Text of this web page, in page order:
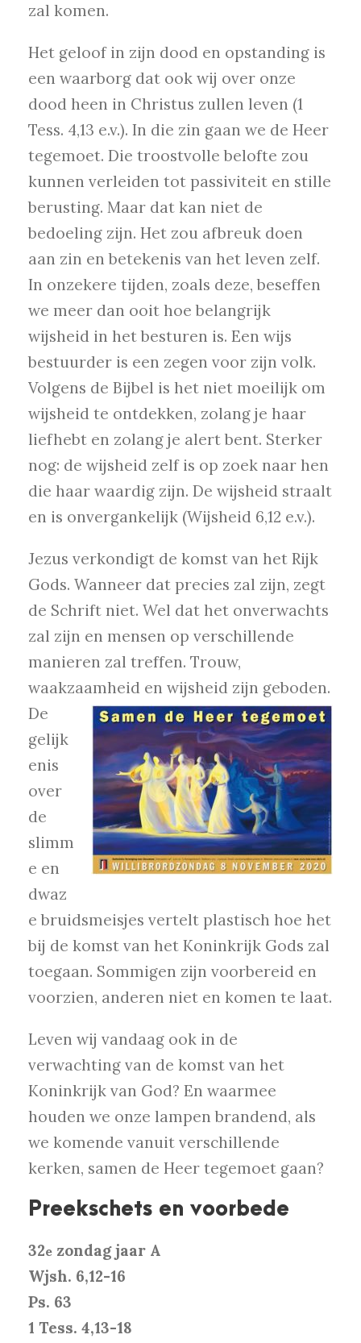
zal komen.
Het geloof in zijn dood en opstanding is
een waarborg dat ook wij over onze
dood heen in Christus zullen leven (1
Tess. 4,13 e.v.). In die zin gaan we de Heer
tegemoet. Die troostvolle belofte zou
kunnen verleiden tot passiviteit en stille
berusting. Maar dat kan niet de
bedoeling zijn. Het zou afbreuk doen
aan zin en betekenis van het leven zelf.
In onzekere tijden, zoals deze, beseffen
we meer dan ooit hoe belangrijk
wijsheid in het besturen is. Een wijs
bestuurder is een zegen voor zijn volk.
Volgens de Bijbel is het niet moeilijk om
wijsheid te ontdekken, zolang je haar
liefhebt en zolang je alert bent. Sterker
nog: de wijsheid zelf is op zoek naar hen
die haar waardig zijn. De wijsheid straalt
en is onvergankelijk (Wijsheid 6,12 e.v.).
Jezus verkondigt de komst van het Rijk
Gods. Wanneer dat precies zal zijn, zegt
de Schrift niet. Wel dat het onverwachts
zal zijn en mensen op verschillende
manieren zal treffen. Trouw,
waakzaamheid en wijsheid zijn geboden.
De
gelijk
enis
over
de
slimm
e en
dwaz
e bruidsmeisjes vertelt plastisch hoe het
bij de komst van het Koninkrijk Gods zal
toegaan. Sommigen zijn voorbereid en
voorzien, anderen niet en komen te laat.
Leven wij vandaag ook in de
verwachting van de komst van het
Koninkrijk van God? En waarmee
houden we onze lampen brandend, als
we komende vanuit verschillende
kerken, samen de Heer tegemoet gaan?
Preekschets en voorbede
32e zondag jaar A
Wjsh. 6,12-16
Ps. 63
1 Tess. 4,13-18